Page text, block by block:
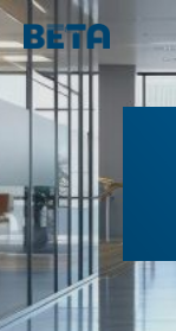
内
容
ッ
プ